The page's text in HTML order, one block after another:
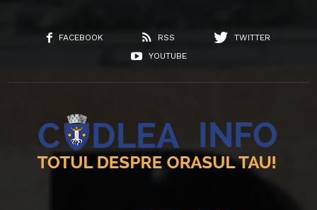
FACEBOOK RSS
TWITTER
YOUTUBE